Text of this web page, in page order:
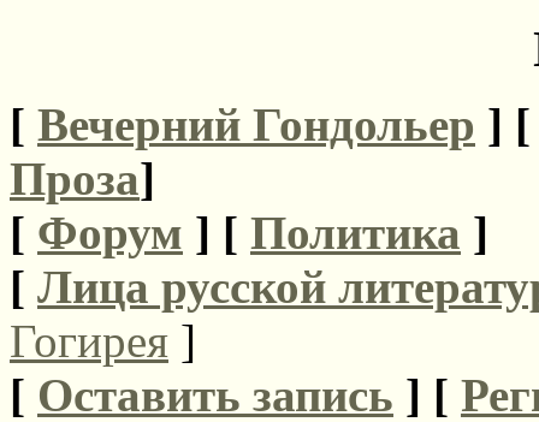
[ Вечерний Гондольер ]
Проза]
[ Форум ] [ Политика ]
[ Лица русской
Гогирея ]
[ Оставить запись ] [